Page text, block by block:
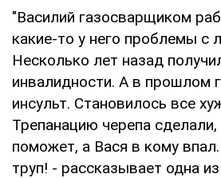
"Василий газосварщиком
какие-то у него проблемы с
Несколько лет назад
инвалидности. А в прошлом
инсульт. Становилось все
Трепанацию черепа
поможет, а Вася в кому
труп! - рассказывает одна